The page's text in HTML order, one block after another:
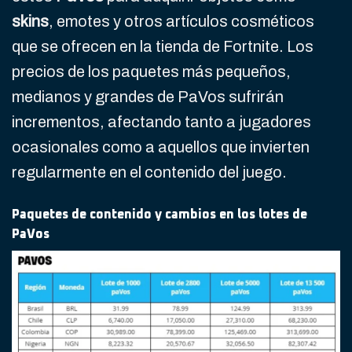
skins, emotes y otros artículos cosméticos
que se ofrecen en la tienda de Fortnite. Los
precios de los paquetes más pequeños,
medianos y grandes de PaVos sufrirán
incrementos, afectando tanto a jugadores
ocasionales como a aquellos que invierten
regularmente en el contenido del juego.
Paquetes de contenido y cambios en los lotes de
PaVos